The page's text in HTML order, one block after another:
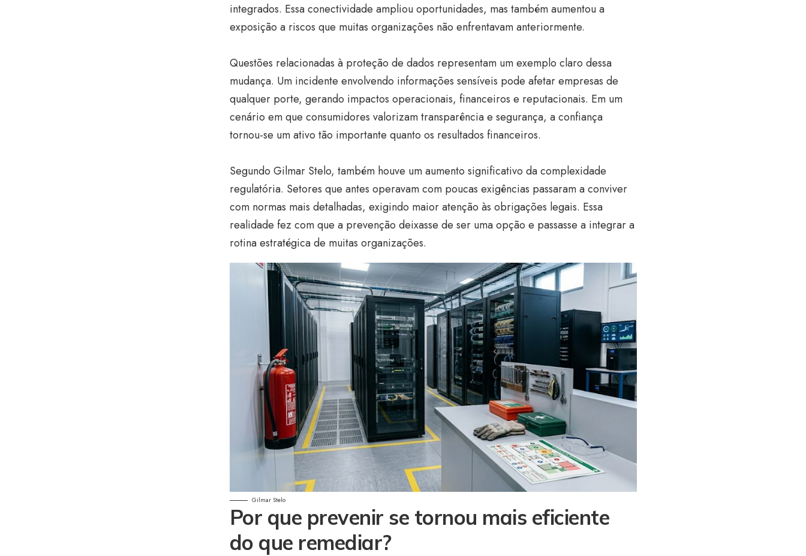
integrados. Essa conectividade ampliou oportunidades, mas também aumentou a
exposição a riscos que muitas organizações não enfrentavam anteriormente.
Questões relacionadas à proteção de dados representam um exemplo claro dessa
mudança. Um incidente envolvendo informações sensíveis pode afetar empresas de
qualquer porte, gerando impactos operacionais, financeiros e reputacionais. Em um
cenário em que consumidores valorizam transparência e segurança, a confiança
tornou-se um ativo tão importante quanto os resultados financeiros.
Segundo Gilmar Stelo, também houve um aumento significativo da complexidade
regulatória. Setores que antes operavam com poucas exigências passaram a conviver
com normas mais detalhadas, exigindo maior atenção às obrigações legais. Essa
realidade fez com que a prevenção deixasse de ser uma opção e passasse a integrar a
rotina estratégica de muitas organizações.
Gilmar Stelo
Por que prevenir se tornou mais eficiente
do que remediar?